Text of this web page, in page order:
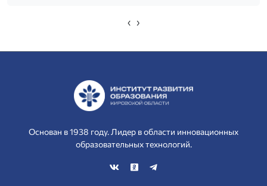
‹ ›
Основан в 1938 году. Лидер в области инновационных
образовательных технологий.